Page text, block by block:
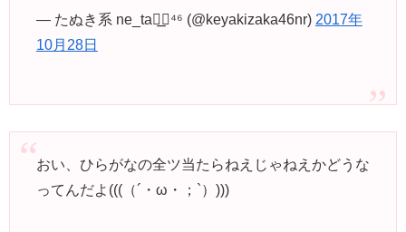
— たぬき系 ne_ta◢͟￨⁴⁶ (@keyakizaka46nr) 2017年
10月28日
おい、ひらがなの全ツ当たらねえじゃねえかどうな
ってんだよ(((（´・ω・；`）)))